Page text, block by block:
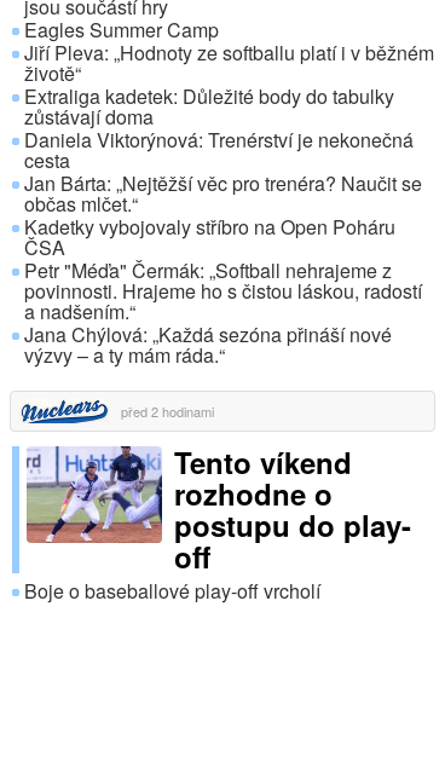
jsou součástí hry
Eagles Summer Camp
Jiří Pleva: „Hodnoty ze softballu platí i v běžném
životě“
Extraliga kadetek: Důležité body do tabulky
zůstávají doma
Daniela Viktorýnová: Trenérství je nekonečná
cesta
Jan Bárta: „Nejtěžší věc pro trenéra? Naučit se
občas mlčet.“
Kadetky vybojovaly stříbro na Open Poháru
ČSA
Petr "Méďa" Čermák: „Softball nehrajeme z
povinnosti. Hrajeme ho s čistou láskou, radostí
a nadšením.“
Jana Chýlová: „Každá sezóna přináší nové
výzvy – a ty mám ráda.“
před 2 hodinami
Tento víkend
rozhodne o
postupu do play-
off
Boje o baseballové play-off vrcholí